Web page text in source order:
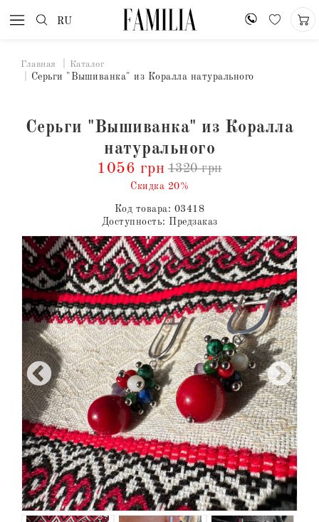
RU
Главная Каталог
Серьги "Вышиванка" из Коралла натурального
Серьги "Вышиванка" из Коралла
натурального
1056 грн 1320 грн
Скидка 20%
Код товара: 03418
Доступность: Предзаказ